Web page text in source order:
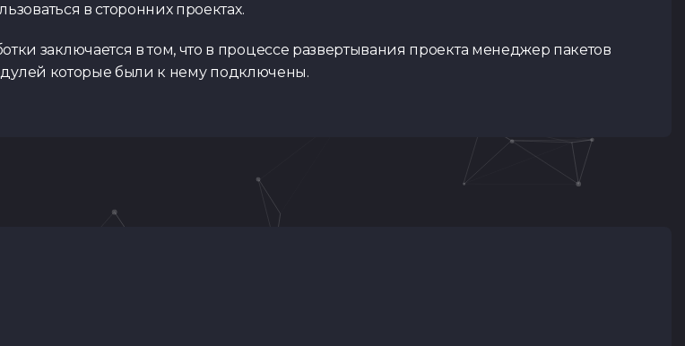
в сторонних проектах.
заключается в том, что в процессе развертывания проекта менеджер пакетов
которые были к нему подключены.